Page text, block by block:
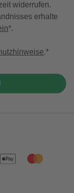
widerrufen.
erhalte
*.
.